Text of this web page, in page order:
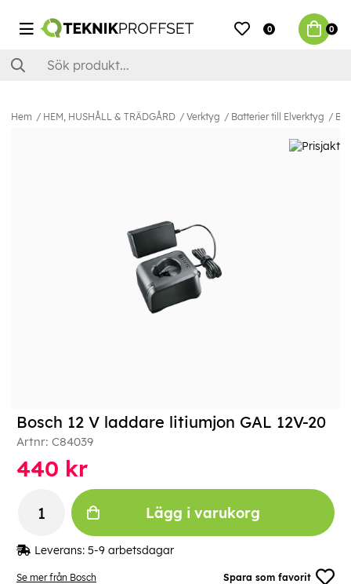
0 0
Hem HEM, HUSHÅLL & TRÄDGÅRD Verktyg Batterier till Elverktyg
Se mer från Bosch Spara som favorit
Bosch 12 V laddare litiumjon GAL 12V-20
Artnr: C84039
440 kr
Lägg i varukorg
Leverans: 5-9 arbetsdagar